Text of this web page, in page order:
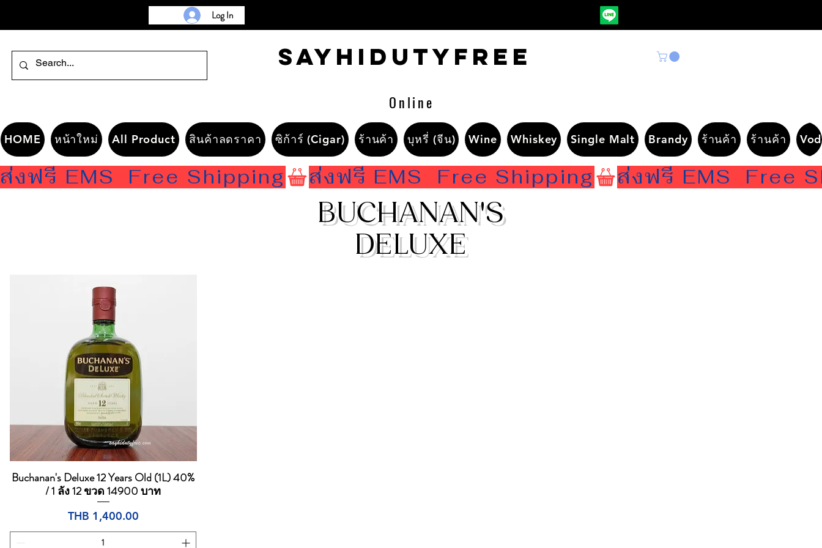
Log In
Sayhidutyfree
Online
HOME หน้าใหม่ All Product สินค้าลดราคา ซิก้าร์ (Cigar) ร้านค้า บุหรี่ (จีน) Wine Whiskey Single Malt Brandy ร้านค้า ร้านค้า
ส่งฟรี EMS  Free Shipping
BUCHANAN'S
DELUXE
Quick View
Buchanan's Deluxe 12 Years Old (1L) 40%
/ 1 ลัง 12 ขวด 14900 บาท
Price
THB 1,400.00